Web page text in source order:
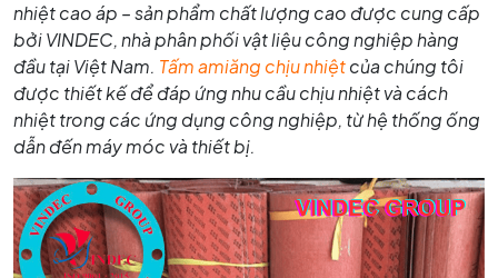
nhiệt cao áp – sản phẩm chất lượng cao được cung cấp
bởi VINDEC, nhà phân phối vật liệu công nghiệp hàng
đầu tại Việt Nam. Tấm amiăng chịu nhiệtcủa chúng tôi
được thiết kế để đáp ứng nhu cầu chịu nhiệt và cách
nhiệt trong các ứng dụng công nghiệp, từ hệ thống ống
dẫn đến máy móc và thiết bị.